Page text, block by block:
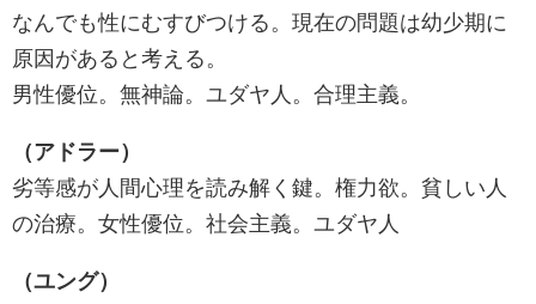
なんでも性にむすびつける。現在の問題は幼少期に
原因があると考える。
男性優位。無神論。ユダヤ人。合理主義。
（アドラー）
劣等感が人間心理を読み解く鍵。権力欲。貧しい人
の治療。女性優位。社会主義。ユダヤ人
（ユング）